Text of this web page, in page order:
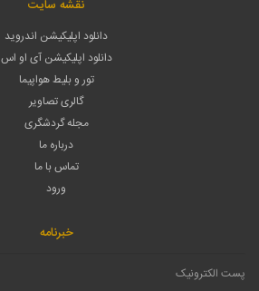
نقشه سایت
دانلود اپلیکیشن اندروید
دانلود اپلیکیشن آی او اس
تور و بلیط هواپیما
گالری تصاویر
مجله گردشگری
درباره ما
تماس با ما
ورود
خبرنامه